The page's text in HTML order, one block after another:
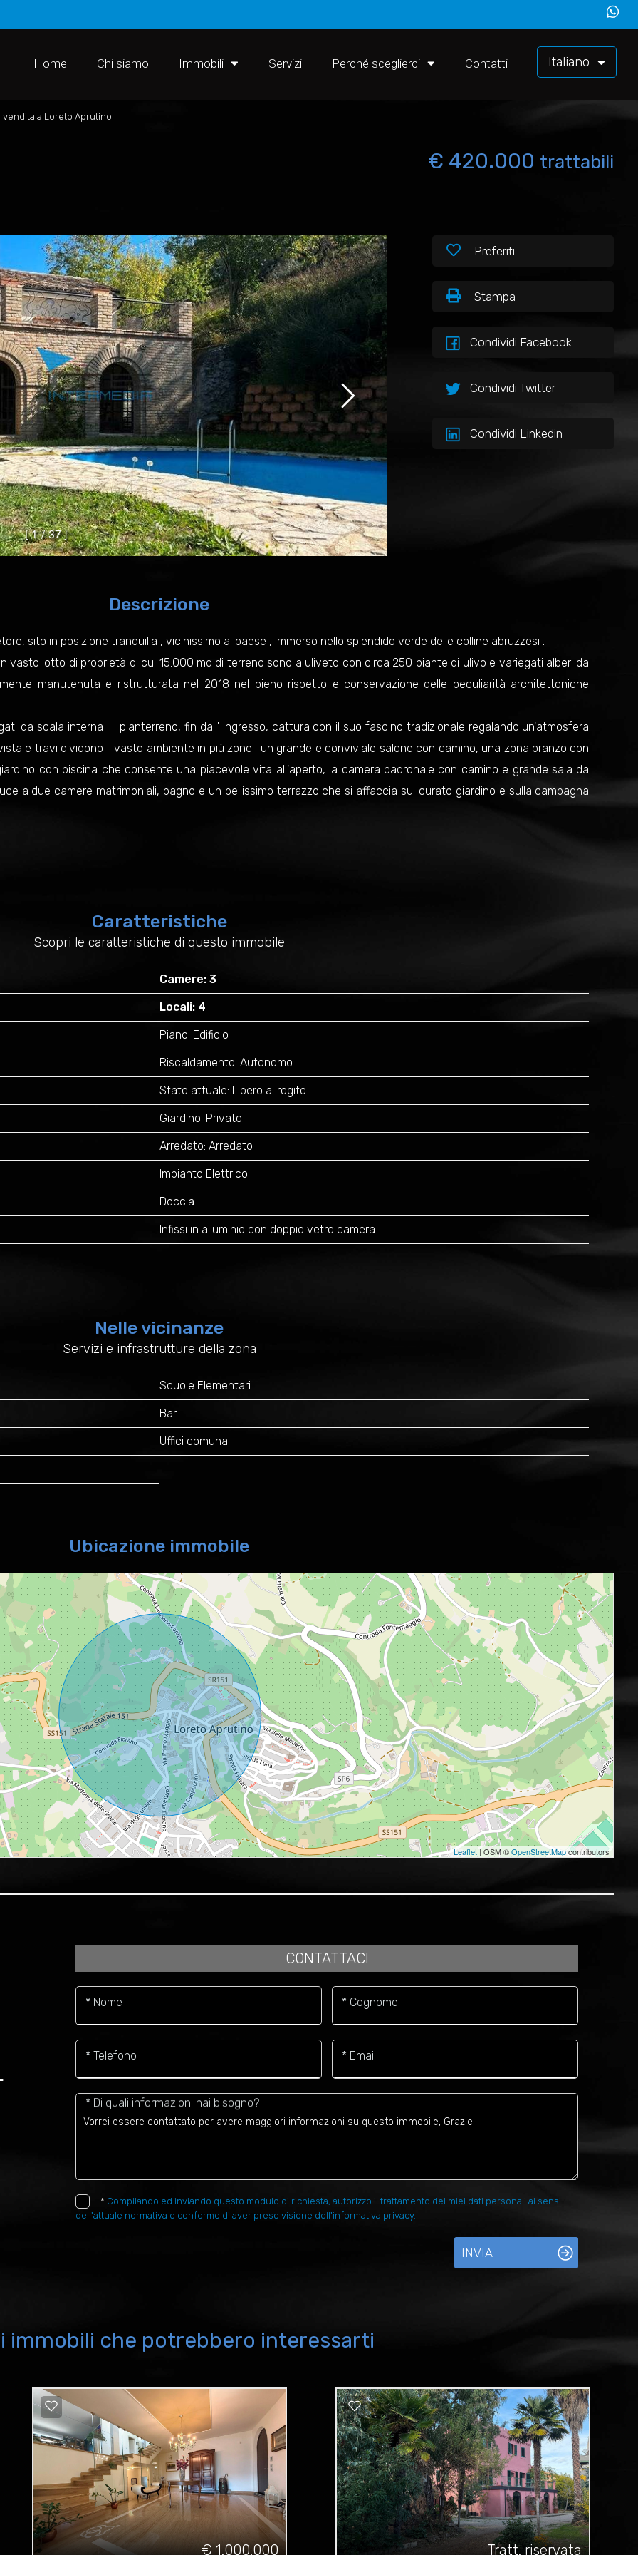
Italiano
Home Chi siamo Immobili Servizi Perché sceglierci Contatti
vendita a Loreto Aprutino
€ 420.000 trattabili
[ 1 / 37 ]
Preferiti
Stampa
Condividi Facebook
Condividi Twitter
Condividi Linkedin
Descrizione
sito in posizione tranquilla , vicinissimo al paese , immerso nello splendido verde delle colline abruzzesi .
vasto lotto di proprietà di cui 15.000 mq di terreno sono a uliveto con circa 250 piante di ulivo e variegati alberi da
manutenuta e ristrutturata nel 2018 nel pieno rispetto e conservazione delle peculiarità architettoniche
da scala interna . Il pianterreno, fin dall' ingresso, cattura con il suo fascino tradizionale regalando un'atmosfera
e travi dividono il vasto ambiente in più zone : un grande e conviviale salone con camino, una zona pranzo con
con piscina che consente una piacevole vita all'aperto, la camera padronale con camino e grande sala da
a due camere matrimoniali, bagno e un bellissimo terrazzo che si affaccia sul curato giardino e sulla campagna
Caratteristiche
Scopri le caratteristiche di questo immobile
Camere: 3
Locali: 4
Piano: Edificio
Riscaldamento: Autonomo
Stato attuale: Libero al rogito
Giardino: Privato
Arredato: Arredato
Impianto Elettrico
Doccia
Infissi in alluminio con doppio vetro camera
Nelle vicinanze
Servizi e infrastrutture della zona
Scuole Elementari
Bar
Uffici comunali
Ubicazione immobile
Leaflet | OSM ©OpenStreetMapcontributors
CONTATTACI
* Nome * Cognome
* Telefono * Email
* Di quali informazioni hai bisogno?
* Compilando ed inviando questo modulo di richiesta, autorizzo il trattamento dei miei dati personali ai sensi
dell'attuale normativa e confermo di aver preso visione dell'informativa privacy.
INVIA
immobili che potrebbero interessarti
€ 1.000.000 Tratt. riservata